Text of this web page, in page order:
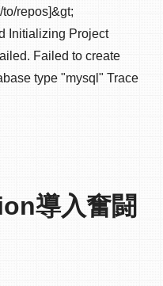
repos]&gt;
Initializing Project
Failed to create
type "mysql" Trace
導入奮闘